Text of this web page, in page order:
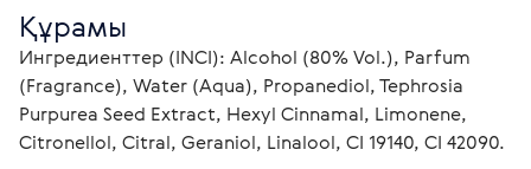
Құрамы
Ингредиенттер (INCI): Alcohol (80% Vol.), Parfum
(Fragrance), Water (Aqua), Propanediol, Tephrosia
Purpurea Seed Extract, Hexyl Cinnamal, Limonene,
Citronellol, Citral, Geraniol, Linalool, CI 19140, CI 42090.